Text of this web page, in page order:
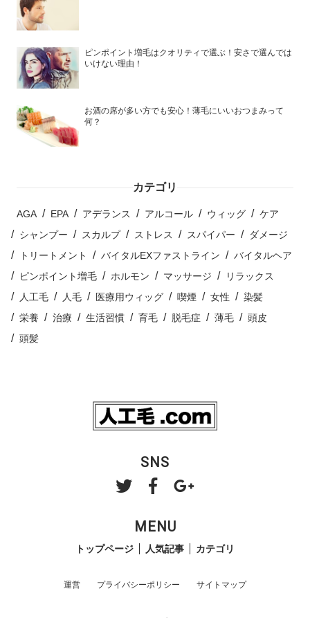
ピンポイント増毛はクオリティで選ぶ！安さで選んでは
いけない理由！
お酒の席が多い方でも安心！薄毛にいいおつまみって
何？
カテゴリ
AGA EPA アデランス アルコール ウィッグ
ケア
シャンプー
スカルプ ストレス スパイパー
ダメージ
トリートメント
バイタルEXファストライン
バイタルヘア
ピンポイント増毛
ホルモン マッサージ
リラックス
人工毛
人毛 医療用ウィッグ 喫煙 女性
染髪
栄養
治療 生活習慣 育毛 脱毛症 薄毛
頭皮
頭髪
SNS
MENU
トップページ 人気記事 カテゴリ
運営 プライバシーポリシー サイトマップ